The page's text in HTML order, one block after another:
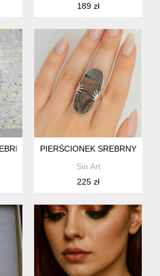
189 zł
, UNIKATOWY Z PIĘKNYM
PIERŚCIONEK SREBRNY 925
Sin Art
225 zł